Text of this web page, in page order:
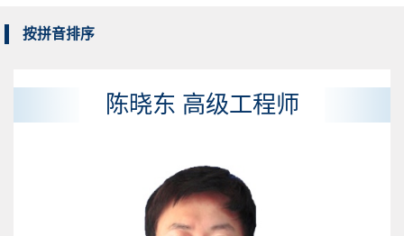
按拼音排序
陈晓东 高级工程师